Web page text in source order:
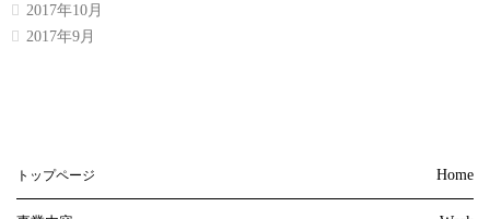
2017年10月
2017年9月
トップページ Home